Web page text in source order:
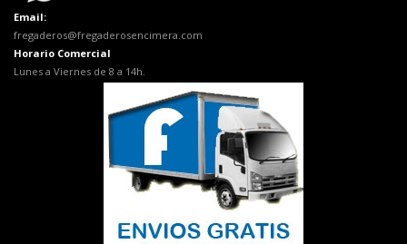
Email:
fregaderos@fregaderosencimera.com
Horario Comercial
Lunes a Viernes de 8 a 14h.